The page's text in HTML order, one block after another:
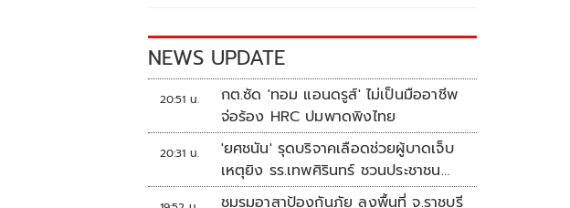
NEWS UPDATE
20:51 น.
กต.ซัด 'ทอม แอนดรูส์' ไม่เป็นมืออาชีพ
จ่อร้อง HRC ปมพาดพิงไทย
20:31 น.
'ยศชนัน' รุดบริจาคเลือดช่วยผู้บาดเจ็บ
เหตุยิง รร.เทพศิรินทร์ ชวนประชาชน
ร่วมบริจาค
ชมรมอาสาป้องกันภัย ลงพื้นที่ จ.ราชบุรี